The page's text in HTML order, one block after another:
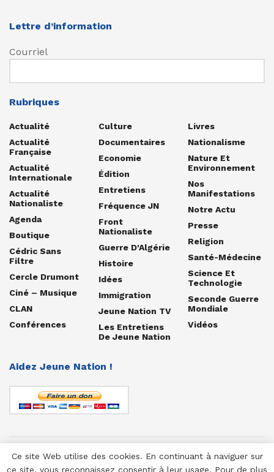
Lettre d’information
Courriel
Rubriques
Actualité
Actualité
Française
Actualité
Internationale
Actualité
Nationaliste
Agenda
Boutique
Cédric Sans
Filtre
Cercle Drumont
Ciné – Musique
CLAN
Conférences
Culture
Documentaires
Economie
Édition
Entretiens
Fréquence JN
Front
Nationaliste
Guerre D'Algérie
Histoire
Idées
Immigration
Jeune Nation TV
Les Entretiens
De Jeune Nation
Livres
Nationalisme
Nature Et
Environnement
Nos
Manifestations
Notre Actu
Presse
Religion
Santé-Médecine
Science Et
Technologie
Seconde Guerre
Mondiale
Vidéos
Aidez Jeune Nation !
© 1958-2025 Jeune Nation
Ce site Web utilise des cookies. En continuant à naviguer sur
ce site, vous reconnaissez consentir à leur usage. Pour de plus